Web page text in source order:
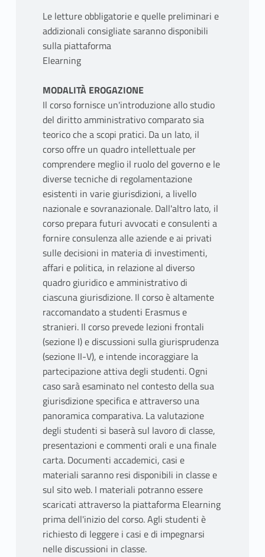
Le letture obbligatorie e quelle preliminari e
addizionali consigliate saranno disponibili
sulla piattaforma
Elearning
MODALITÀ EROGAZIONE
Il corso fornisce un'introduzione allo studio
del diritto amministrativo comparato sia
teorico che a scopi pratici. Da un lato, il
corso offre un quadro intellettuale per
comprendere meglio il ruolo del governo e le
diverse tecniche di regolamentazione
esistenti in varie giurisdizioni, a livello
nazionale e sovranazionale. Dall'altro lato, il
corso prepara futuri avvocati e consulenti a
fornire consulenza alle aziende e ai privati
sulle decisioni in materia di investimenti,
affari e politica, in relazione al diverso
quadro giuridico e amministrativo di
ciascuna giurisdizione. Il corso è altamente
raccomandato a studenti Erasmus e
stranieri. Il corso prevede lezioni frontali
(sezione I) e discussioni sulla giurisprudenza
(sezione II-V), e intende incoraggiare la
partecipazione attiva degli studenti. Ogni
caso sarà esaminato nel contesto della sua
giurisdizione specifica e attraverso una
panoramica comparativa. La valutazione
degli studenti si baserà sul lavoro di classe,
presentazioni e commenti orali e una finale
carta. Documenti accademici, casi e
materiali saranno resi disponibili in classe e
sul sito web. I materiali potranno essere
scaricati attraverso la piattaforma Elearning
prima dell'inizio del corso. Agli studenti è
richiesto di leggere i casi e di impegnarsi
nelle discussioni in classe.